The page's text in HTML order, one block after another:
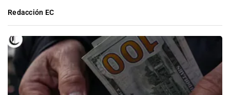
Redacción EC